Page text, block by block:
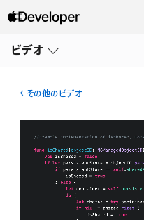
ビデオ
ー
その他のビデオ